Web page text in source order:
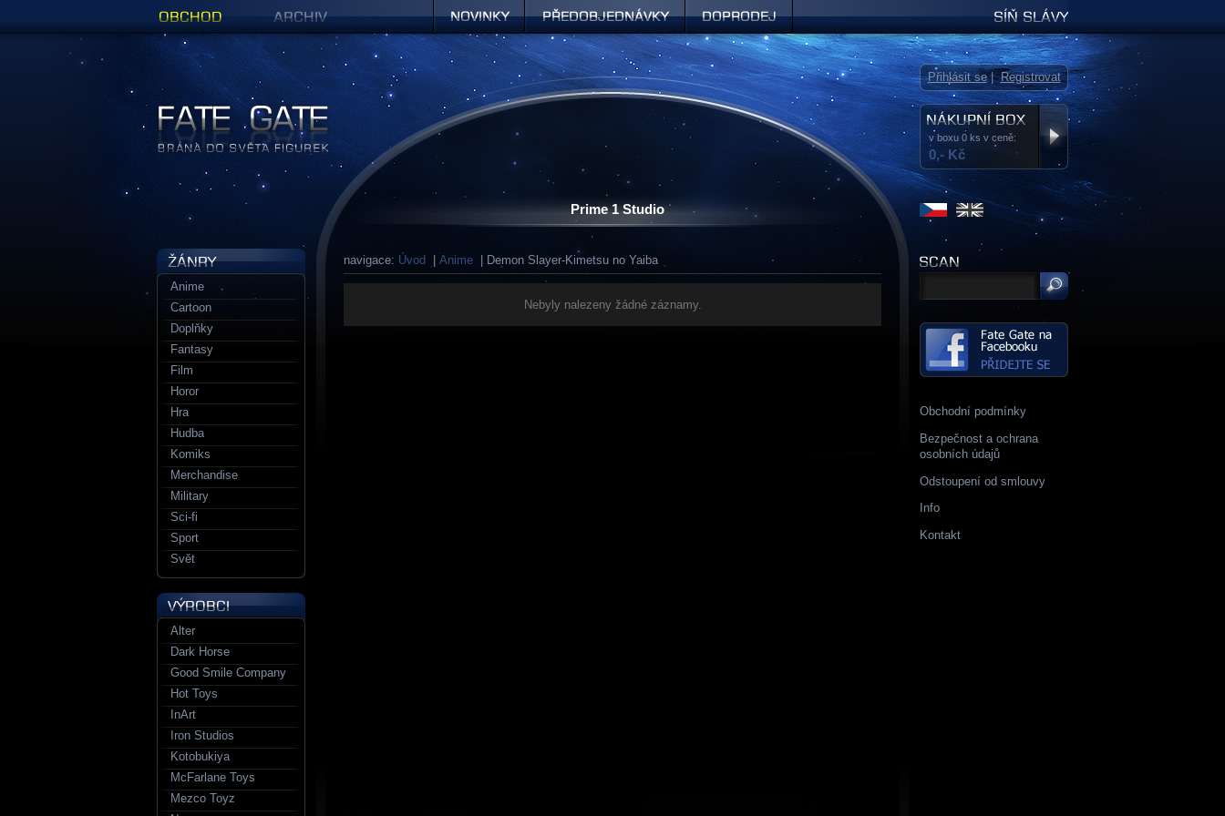
Prime 1 Studio
navigace: Úvod Anime | Demon Slayer-Kimetsu no Yaiba
Nebyly nalezeny žádné záznamy.
Obchodní podmínky
Bezpečnost a ochrana
osobních údajů
Odstoupení od smlouvy
Info
Kontakt
Anime
Cartoon
Doplňky
Fantasy
Film
Horor
Hra
Hudba
Komiks
Merchandise
Military
Sci-fi
Sport
Svět
Alter
Dark Horse
Good Smile Company
Hot Toys
InArt
Iron Studios
Kotobukiya
McFarlane Toys
Mezco Toyz
Figurky a sošky | Fate Gate
v boxu 0 ks v ceně:
0,- Kč
Přihlásit se|Registrovat
Předobjednávky Síň slávy